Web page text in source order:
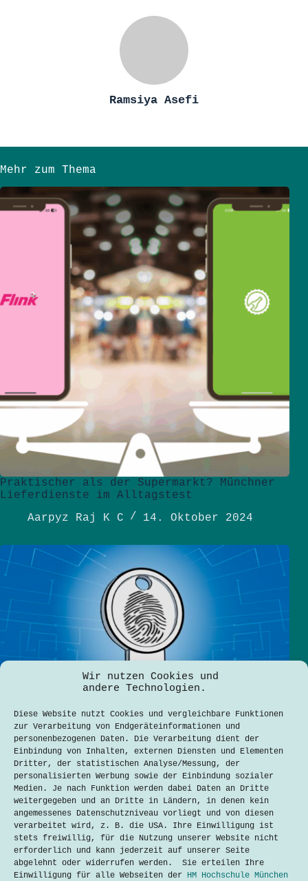
Wir nutzen Cookies und
andere Technologien.
Diese Website nutzt Cookies und vergleichbare Funktionen
zur Verarbeitung von Endgeräteinformationen und
personenbezogenen Daten. Die Verarbeitung dient der
Einbindung von Inhalten, externen Diensten und Elementen
Dritter, der statistischen Analyse/Messung, der
personalisierten Werbung sowie der Einbindung sozialer
Medien. Je nach Funktion werden dabei Daten an Dritte
weitergegeben und an Dritte in Ländern, in denen kein
angemessenes Datenschutzniveau vorliegt und von diesen
verarbeitet wird, z. B. die USA. Ihre Einwilligung ist
stets freiwillig, für die Nutzung unserer Website nicht
erforderlich und kann jederzeit auf unserer Seite
abgelehnt oder widerrufen werden. Sie erteilen Ihre
Einwilligung für alle Webseiten der HM Hochschule München
Ramsiya Asefi
Mehr zum Thema
Praktischer als der Supermarkt? Münchner
Lieferdienste im Alltagstest
Aarpyz Raj K C
14. Oktober 2024
Passkeys: Die Zukunft der sicheren
Authentifizierung
Mohamed Arshe
3. Juli 2024